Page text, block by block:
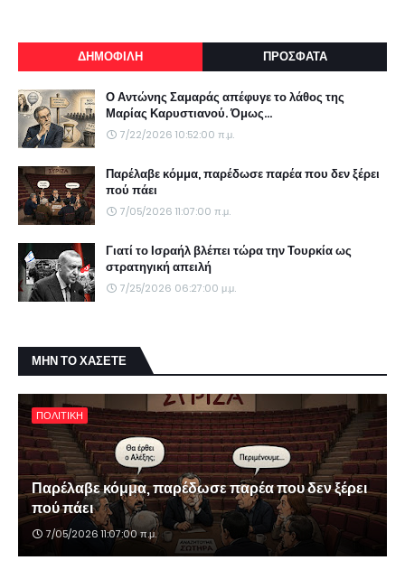
ΔΗΜΟΦΙΛΗ ΠΡΟΣΦΑΤΑ
Ο Αντώνης Σαμαράς απέφυγε το λάθος της
Μαρίας Καρυστιανού. Όμως...
7/22/2026 10:52:00 π.μ.
Παρέλαβε κόμμα, παρέδωσε παρέα που δεν ξέρει
πού πάει
7/05/2026 11:07:00 π.μ.
Γιατί το Ισραήλ βλέπει τώρα την Τουρκία ως
στρατηγική απειλή
7/25/2026 06:27:00 μ.μ.
ΜΗΝ ΤΟ ΧΑΣΕΤΕ
ΠΟΛΙΤΙΚΗ
Παρέλαβε κόμμα, παρέδωσε παρέα που δεν ξέρει
πού πάει
7/05/2026 11:07:00 π.μ.